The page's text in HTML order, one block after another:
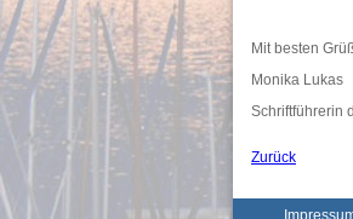
Mit besten
Monika Lukas
Schriftführerin
Zurück